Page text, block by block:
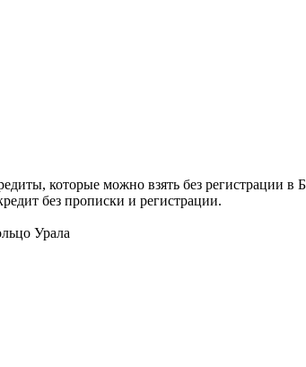
которые можно взять без регистрации
без прописки и регистрации.
Урала